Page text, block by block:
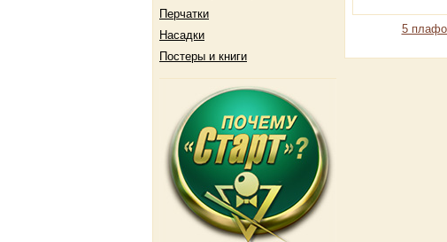
5
Перчатки
Насадки
Постеры и книги